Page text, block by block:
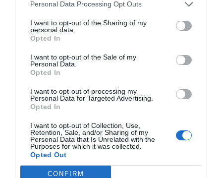
Personal Data Processing Opt Outs
I want to opt-out of the Sharing of my
personal data.
Opted In
I want to opt-out of the Sale of my
Personal Data.
Opted In
I want to opt-out of processing my
Personal Data for Targeted Advertising.
Opted In
I want to opt-out of Collection, Use,
Retention, Sale, and/or Sharing of my
Personal Data that Is Unrelated with the
Purposes for which it was collected.
Opted Out
CONFIRM